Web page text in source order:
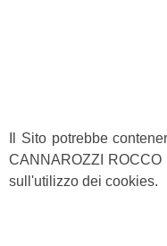
Il Sito potrebbe
CANNAROZZI
sull'utilizzo dei cookies.